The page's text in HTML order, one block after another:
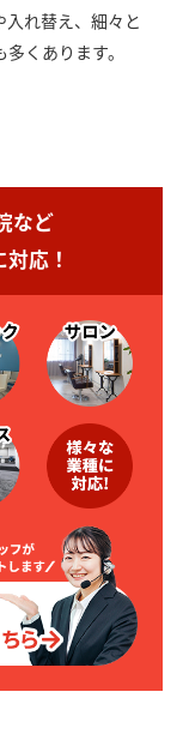
れ替え、細々と
くあります。
など
応！